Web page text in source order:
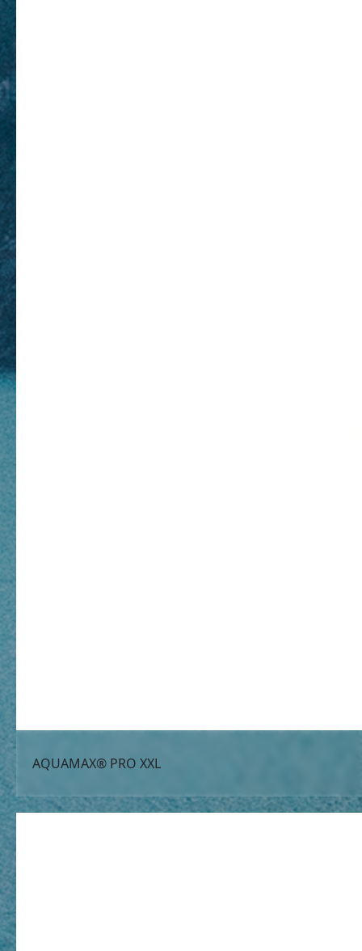
AQUAMAX® PRO XXL
AQUAMAX® PRO XXL
არის ჩამდინარე წყლების დამუშავების SBR
ბიზნესების, ან მუნიციპალური ჩამდინარე წყლები.